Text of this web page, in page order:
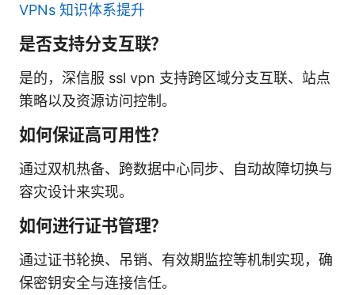
VPNs 知识体系提升
是否支持分支互联？
是的，深信服 ssl vpn 支持跨区域分支互联、站点
策略以及资源访问控制。
如何保证高可用性？
通过双机热备、跨数据中心同步、自动故障切换与
容灾设计来实现。
如何进行证书管理？
通过证书轮换、吊销、有效期监控等机制实现，确
保密钥安全与连接信任。